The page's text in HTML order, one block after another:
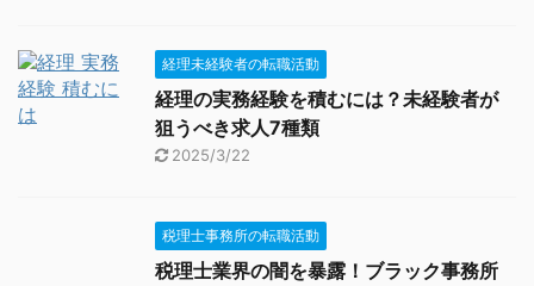
経理未経験者の転職活動
経理の実務経験を積むには？未経験者が
狙うべき求人7種類
2025/3/22
税理士事務所の転職活動
税理士業界の闇を暴露！ブラック事務所